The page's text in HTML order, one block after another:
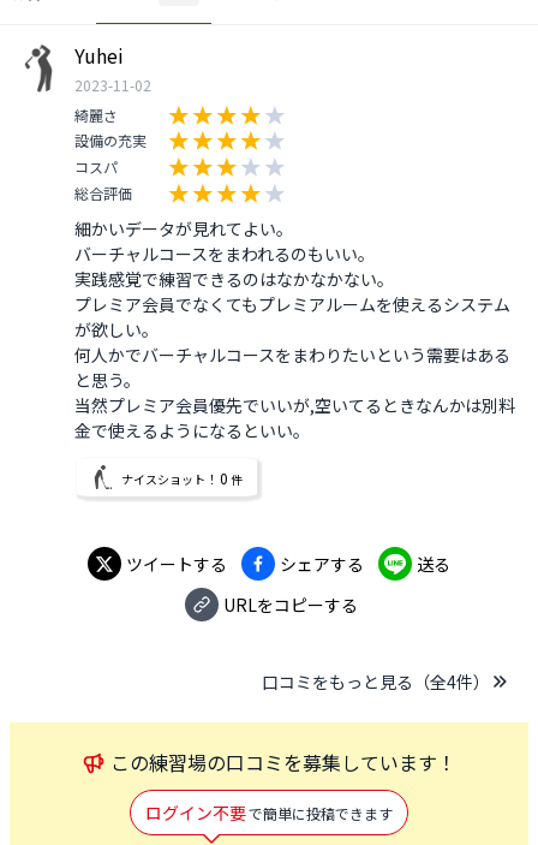
Yuhei
2023-11-02
綺麗さ
設備の充実
コスパ
総合評価
細かいデータが見れてよい。
バーチャルコースをまわれるのもいい。
実践感覚で練習できるのはなかなかない。
プレミア会員でなくてもプレミアルームを使えるシステム
が欲しい。
何人かでバーチャルコースをまわりたいという需要はある
と思う。
当然プレミア会員優先でいいが,空いてるときなんかは別料
金で使えるようになるといい。
ナイスショット！ 0 件
ツイートする シェアする
送る
URLをコピーする
口コミをもっと見る（全4件）
この練習場の口コミを募集しています！
ログイン不要で簡単に投稿できます